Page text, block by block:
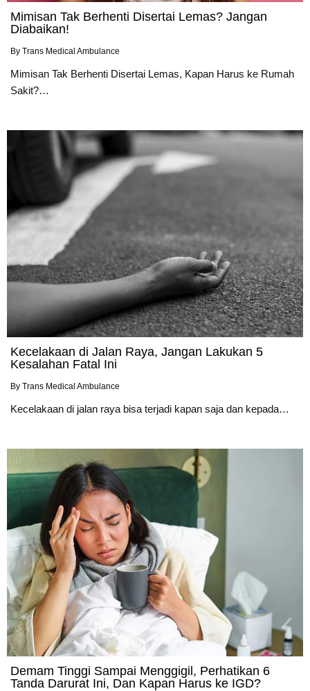
Mimisan Tak Berhenti Disertai Lemas? Jangan
Diabaikan!
By Trans Medical Ambulance
Mimisan Tak Berhenti Disertai Lemas, Kapan Harus ke Rumah
Sakit?…
Kecelakaan di Jalan Raya, Jangan Lakukan 5
Kesalahan Fatal Ini
By Trans Medical Ambulance
Kecelakaan di jalan raya bisa terjadi kapan saja dan kepada…
Demam Tinggi Sampai Menggigil, Perhatikan 6
Tanda Darurat Ini, Dan Kapan Harus ke IGD?